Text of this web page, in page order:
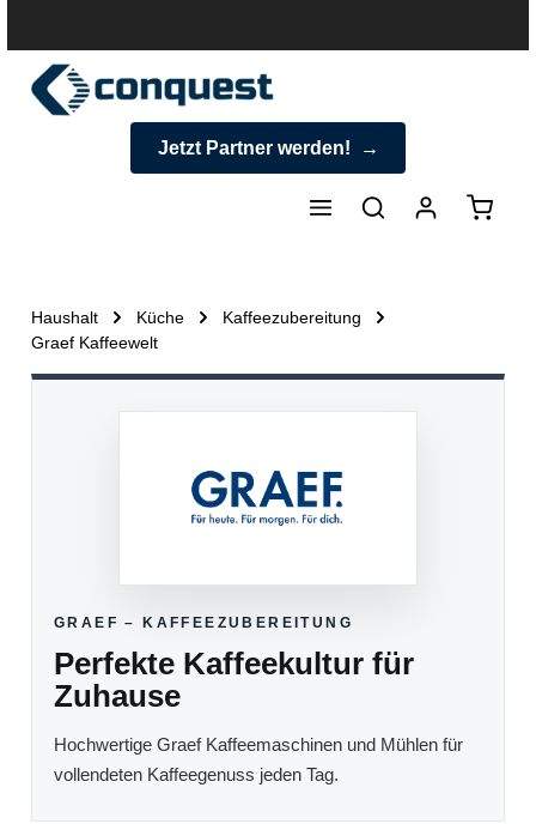
Jetzt Partner werden!
Haushalt Küche
Kaffeezubereitung
Graef Kaffeewelt
GRAEF – KAFFEEZUBEREITUNG
Perfekte Kaffeekultur für
Zuhause
Hochwertige Graef Kaffeemaschinen und Mühlen für
vollendeten Kaffeegenuss jeden Tag.